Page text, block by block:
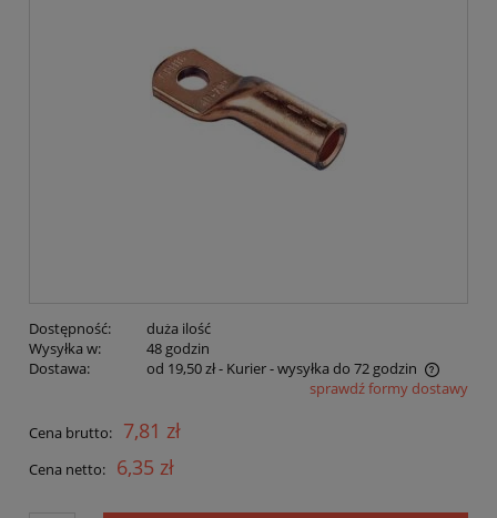
Dostępność:
duża ilość
Wysyłka w:
48 godzin
Dostawa:
od 19,50 zł- Kurier - wysyłka do 72 godzin
Cena nie zawiera ewentualnych kosztów płatnościsprawdź formy dostawy
Cena brutto: 7,81 zł
Cena netto: 6,35 zł